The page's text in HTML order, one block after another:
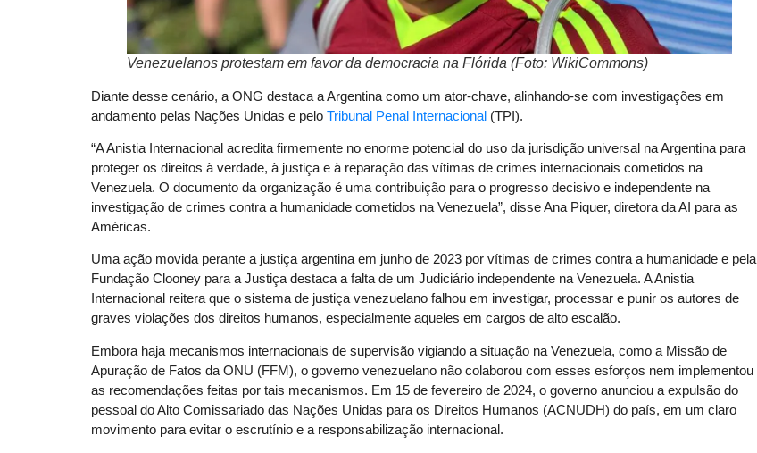
Venezuelanos protestam em favor da democracia na Flórida (Foto: WikiCommons)
Diante desse cenário, a ONG destaca a Argentina como um ator-chave, alinhando-se com investigações em
andamento pelas Nações Unidas e pelo Tribunal Penal Internacional (TPI).
“A Anistia Internacional acredita firmemente no enorme potencial do uso da jurisdição universal na Argentina para
proteger os direitos à verdade, à justiça e à reparação das vítimas de crimes internacionais cometidos na
Venezuela. O documento da organização é uma contribuição para o progresso decisivo e independente na
investigação de crimes contra a humanidade cometidos na Venezuela”, disse Ana Piquer, diretora da AI para as
Américas.
Uma ação movida perante a justiça argentina em junho de 2023 por vítimas de crimes contra a humanidade e pela
Fundação Clooney para a Justiça destaca a falta de um Judiciário independente na Venezuela. A Anistia
Internacional reitera que o sistema de justiça venezuelano falhou em investigar, processar e punir os autores de
graves violações dos direitos humanos, especialmente aqueles em cargos de alto escalão.
Embora haja mecanismos internacionais de supervisão vigiando a situação na Venezuela, como a Missão de
Apuração de Fatos da ONU (FFM), o governo venezuelano não colaborou com esses esforços nem implementou
as recomendações feitas por tais mecanismos. Em 15 de fevereiro de 2024, o governo anunciou a expulsão do
pessoal do Alto Comissariado das Nações Unidas para os Direitos Humanos (ACNUDH) do país, em um claro
movimento para evitar o escrutínio e a responsabilização internacional.